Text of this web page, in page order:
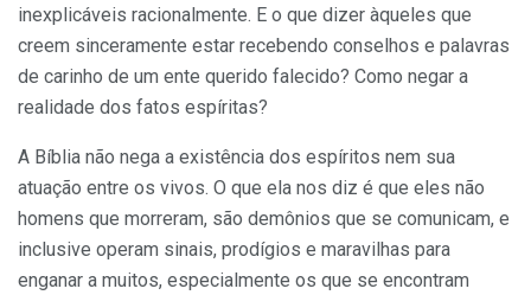
inexplicáveis racionalmente. E o que dizer àqueles que
creem sinceramente estar recebendo conselhos e palavras
de carinho de um ente querido falecido? Como negar a
realidade dos fatos espíritas?
A Bíblia não nega a existência dos espíritos nem sua
atuação entre os vivos. O que ela nos diz é que eles não
homens que morreram, são demônios que se comunicam, e
inclusive operam sinais, prodígios e maravilhas para
enganar a muitos, especialmente os que se encontram